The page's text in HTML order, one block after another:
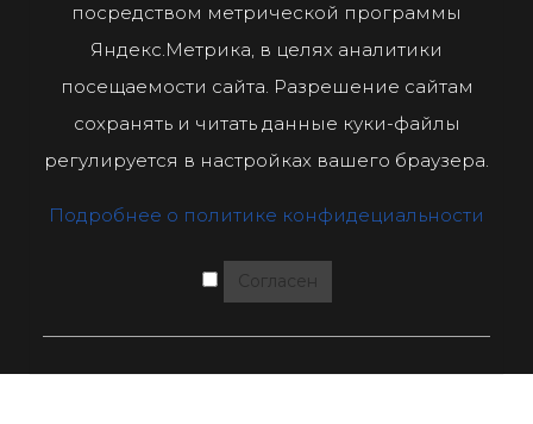
посредством метрической программы
Яндекс.Метрика, в целях аналитики
посещаемости сайта. Разрешение сайтам
сохранять и читать данные куки-файлы
регулируется в настройках вашего браузера.
Подробнее о политике конфидециальности
Согласен